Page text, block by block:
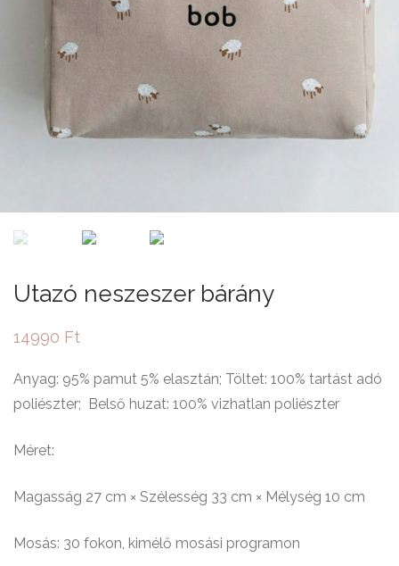
Utazó neszeszer bárány
14990 Ft
Anyag: 95% pamut 5% elasztán; Töltet: 100% tartást adó
poliészter; Belső huzat: 100% vizhatlan poliészter
Méret:
Magasság 27 cm × Szélesség 33 cm × Mélység 10 cm
Mosás: 30 fokon, kimélő mosási programon